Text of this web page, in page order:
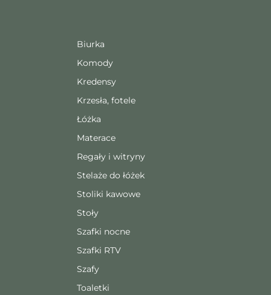
Biurka
Komody
Kredensy
Krzesła, fotele
Łóżka
Materace
Regały i witryny
Stelaże do łóżek
Stoliki kawowe
Stoły
Szafki nocne
Szafki RTV
Szafy
Toaletki